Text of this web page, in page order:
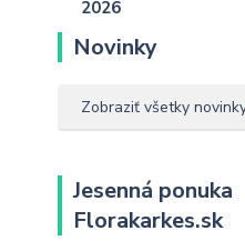
Novinky
Zobraziť všetky
Jesenná ponuka
Florakarkes.sk